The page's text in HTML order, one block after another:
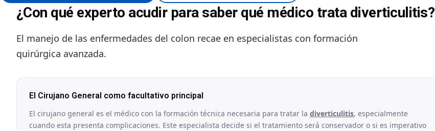
¿Con qué experto acudir para saber qué médico trata diverticulitis?
El manejo de las enfermedades del colon recae en especialistas con formación
quirúrgica avanzada.
El Cirujano General como facultativo principal
El cirujano general es el médico con la formación técnica necesaria para tratar la diverticulitis, especialmente
cuando esta presenta complicaciones. Este especialista decide si el tratamiento será conservador o si es imperativo